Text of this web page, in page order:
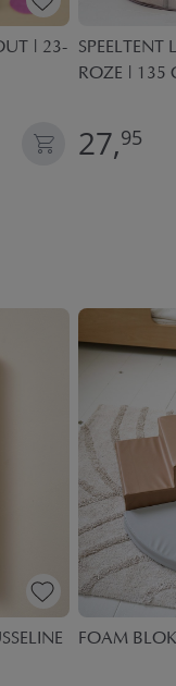
| 23-
ROZE | 135
27,95
FOAM